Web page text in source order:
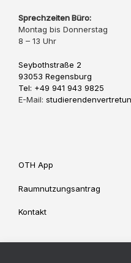
Sprechzeiten Büro:
Montag bis Donnerstag
8 – 13 Uhr
Seybothstraße 2
93053 Regensburg
Tel: +49 941 943 9825
E-Mail:
OTH App
Raumnutzungsantrag
Kontakt